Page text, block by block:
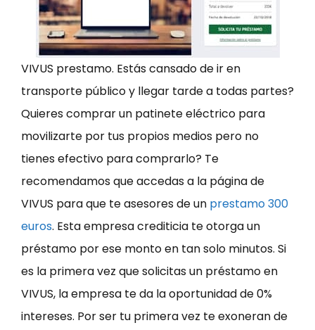
VIVUS prestamo. Estás cansado de ir en
transporte público y llegar tarde a todas partes?
Quieres comprar un patinete eléctrico para
movilizarte por tus propios medios pero no
tienes efectivo para comprarlo? Te
recomendamos que accedas a la página de
VIVUS para que te asesores de un prestamo 300
euros. Esta empresa crediticia te otorga un
préstamo por ese monto en tan solo minutos. Si
es la primera vez que solicitas un préstamo en
VIVUS, la empresa te da la oportunidad de 0%
intereses. Por ser tu primera vez te exoneran de